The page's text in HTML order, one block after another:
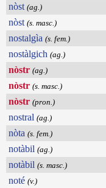
nòst (ag.)
nòst (s. masc.)
nostalgìa (s. fem.)
nostàlgich (ag.)
nòstr (ag.)
nòstr (s. masc.)
nòstr (pron.)
nostral (ag.)
nòta (s. fem.)
notàbil (ag.)
notàbil (s. masc.)
noté (v.)